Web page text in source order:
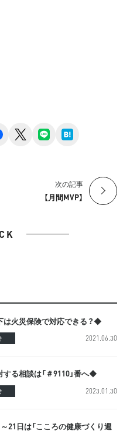
facebook line
次の記事
【月間MVP】
火災保険で対応できる？◆
2021.06.30
る相談は「＃9110」番へ◆
2023.01.30
21日は「こころの健康づくり週